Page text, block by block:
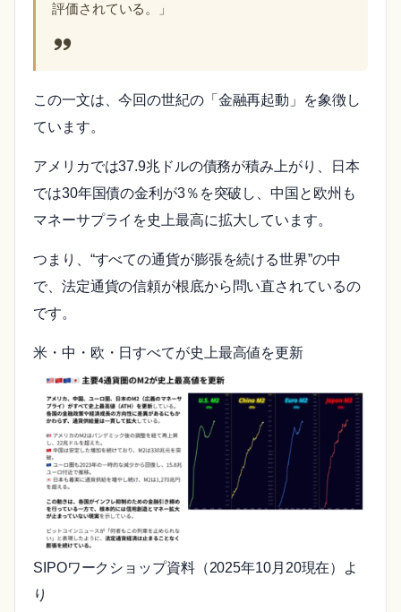
評価されている。」
この一文は、今回の世紀の「金融再起動」を象徴し
ています。
アメリカでは37.9兆ドルの債務が積み上がり、日本
では30年国債の金利が3％を突破し、中国と欧州も
マネーサプライを史上最高に拡大しています。
つまり、“すべての通貨が膨張を続ける世界”の中
で、法定通貨の信頼が根底から問い直されているの
です。
米・中・欧・日すべてが史上最高値を更新
SIPOワークショップ資料（2025年10月20現在）よ
り